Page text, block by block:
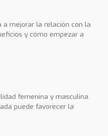
a mejorar la relación con la
y cómo empezar a
femenina y masculina.
puede favorecer la